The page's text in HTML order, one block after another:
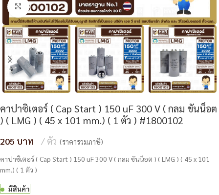
Click to enlarge
คาปาซิเตอร์ ( Cap Start ) 150 uF 300 V ( กลม ขันน็อต
) ( LMG ) ( 45 x 101 mm.) ( 1 ตัว ) #1800102
205 ตัว (ราคารวมภาษี)
คาปาซิเตอร์ ( Cap Start ) 150 uF 300 V ( กลม ขันน็อต ) ( LMG ) ( 45 x 101
mm.) ( 1 ตัว )
มีสินค้า